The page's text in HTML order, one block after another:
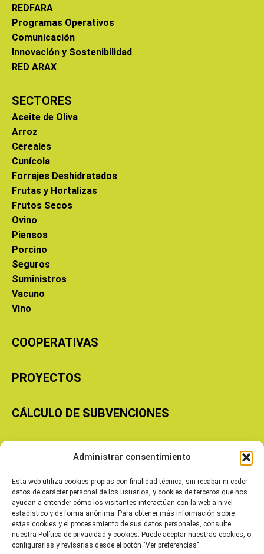
Administrar consentimiento
Esta web utiliza cookies propias con finalidad técnica, sin recabar ni ceder
datos de carácter personal de los usuarios, y cookies de terceros que nos
ayudan a entender cómo los visitantes interactúan con la web a nivel
estadístico y de forma anónima. Para obtener más información sobre
estas cookies y el procesamiento de sus datos personales, consulte
nuestra Política de privacidad y cookies. Puede aceptar nuestras cookies, o
configurarlas y revisarlas desde el botón "Ver preferencias".
REDFARA
Programas Operativos
Comunicación
Innovación y Sostenibilidad
RED ARAX
SECTORES
Aceite de Oliva
Arroz
Cereales
Cunícola
Forrajes Deshidratados
Frutas y Hortalizas
Frutos Secos
Ovino
Piensos
Porcino
Seguros
Suministros
Vacuno
Vino
COOPERATIVAS
PROYECTOS
CÁLCULO DE SUBVENCIONES